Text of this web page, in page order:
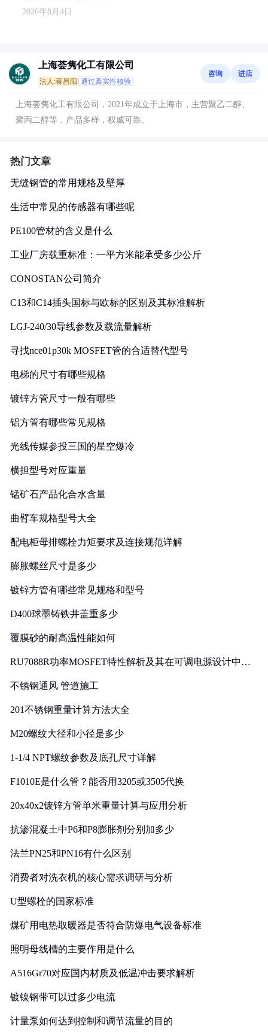
2026年8月4日
上海荟隽化工有限公司
法人:蒋昌阳 通过真实性核验
咨询 进店
上海荟隽化工有限公司，2021年成立于上海市，主营聚乙二醇、
聚丙二醇等，产品多样，权威可靠。
热门文章
无缝钢管的常用规格及壁厚
生活中常见的传感器有哪些呢
PE100管材的含义是什么
工业厂房载重标准：一平方米能承受多少公斤
CONOSTAN公司简介
C13和C14插头国标与欧标的区别及其标准解析
LGJ-240/30导线参数及载流量解析
寻找nce01p30k MOSFET管的合适替代型号
电梯的尺寸有哪些规格
镀锌方管尺寸一般有哪些
铝方管有哪些常见规格
光线传媒参投三国的星空爆冷
横担型号对应重量
锰矿石产品化合水含量
曲臂车规格型号大全
配电柜母排螺栓力矩要求及连接规范详解
膨胀螺丝尺寸是多少
镀锌方管有哪些常见规格和型号
D400球墨铸铁井盖重多少
覆膜砂的耐高温性能如何
RU7088R功率MOSFET特性解析及其在可调电源设计中的
不锈钢通风 管道施工
201不锈钢重量计算方法大全
M20螺纹大径和小径是多少
1-1/4 NPT螺纹参数及底孔尺寸详解
F1010E是什么管？能否用3205或3505代换
20x40x2镀锌方管单米重量计算与应用分析
抗渗混凝土中P6和P8膨胀剂分别加多少
法兰PN25和PN16有什么区别
消费者对洗衣机的核心需求调研与分析
U型螺栓的国家标准
煤矿用电热取暖器是否符合防爆电气设备标准
照明母线槽的主要作用是什么
A516Gr70对应国内材质及低温冲击要求解析
镀镍钢带可以过多少电流
计量泵如何达到控制和调节流量的目的